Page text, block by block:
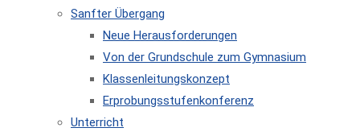
Sanfter Übergang
Neue Herausforderungen
Von der Grundschule zum Gymnasium
Klassenleitungskonzept
Erprobungsstufenkonferenz
Unterricht